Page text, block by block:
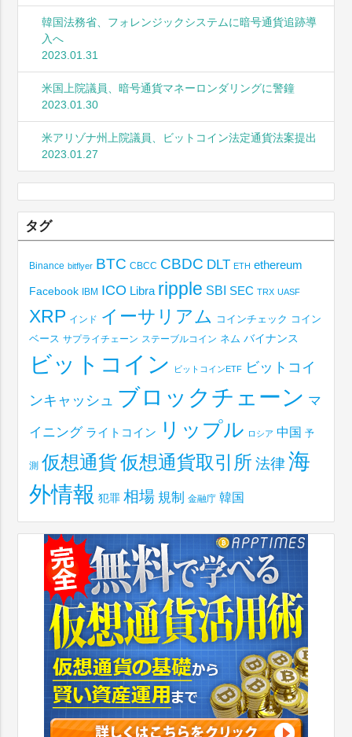
韓国法務省、フォレンジックシステムに暗号通貨追跡導
入へ
2023.01.31
米国上院議員、暗号通貨マネーロンダリングに警鐘
2023.01.30
米アリゾナ州上院議員、ビットコイン法定通貨法案提出
2023.01.27
タグ
Binance bitflyer BTC CBCC CBDC DLT ETH ethereum
Facebook IBM ICO Libra ripple SBI SEC TRX UASF
XRP インド イーサリアム コインチェック コイン
ベース サプライチェーン ステーブルコイン ネム バイナンス
ビットコイン ビットコインETF ビットコイ
ンキャッシュ ブロックチェーン マ
イニング ライトコイン リップル ロシア 中国 予
測 仮想通貨仮想通貨取引所 法律 海
外情報 犯罪 相場 規制 金融庁 韓国